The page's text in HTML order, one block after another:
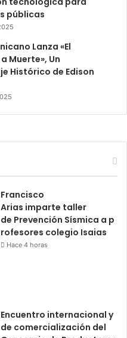
públicas
Lanza «El
Muerte», Un
Histórico de Edison
Francisco
Arias imparte taller
de Prevención Sísmica a p
rofesores colegio Isaias
Hace 4 horas
Encuentro internacional y
de comercialización del